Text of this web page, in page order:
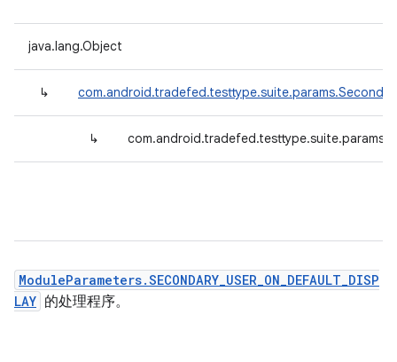
java.lang.Object
↳
↳
ModuleParameters.SECONDARY_USER_ON_DEFAULT_DISP
LAY 的处理程序。